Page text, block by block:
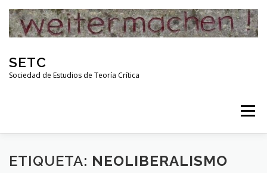
content
SETC
Sociedad de Estudios de Teoría Crítica
Menu
HOME NOTICIAS ACTIVIDADES
ETIQUETA: NEOLIBERALISMO